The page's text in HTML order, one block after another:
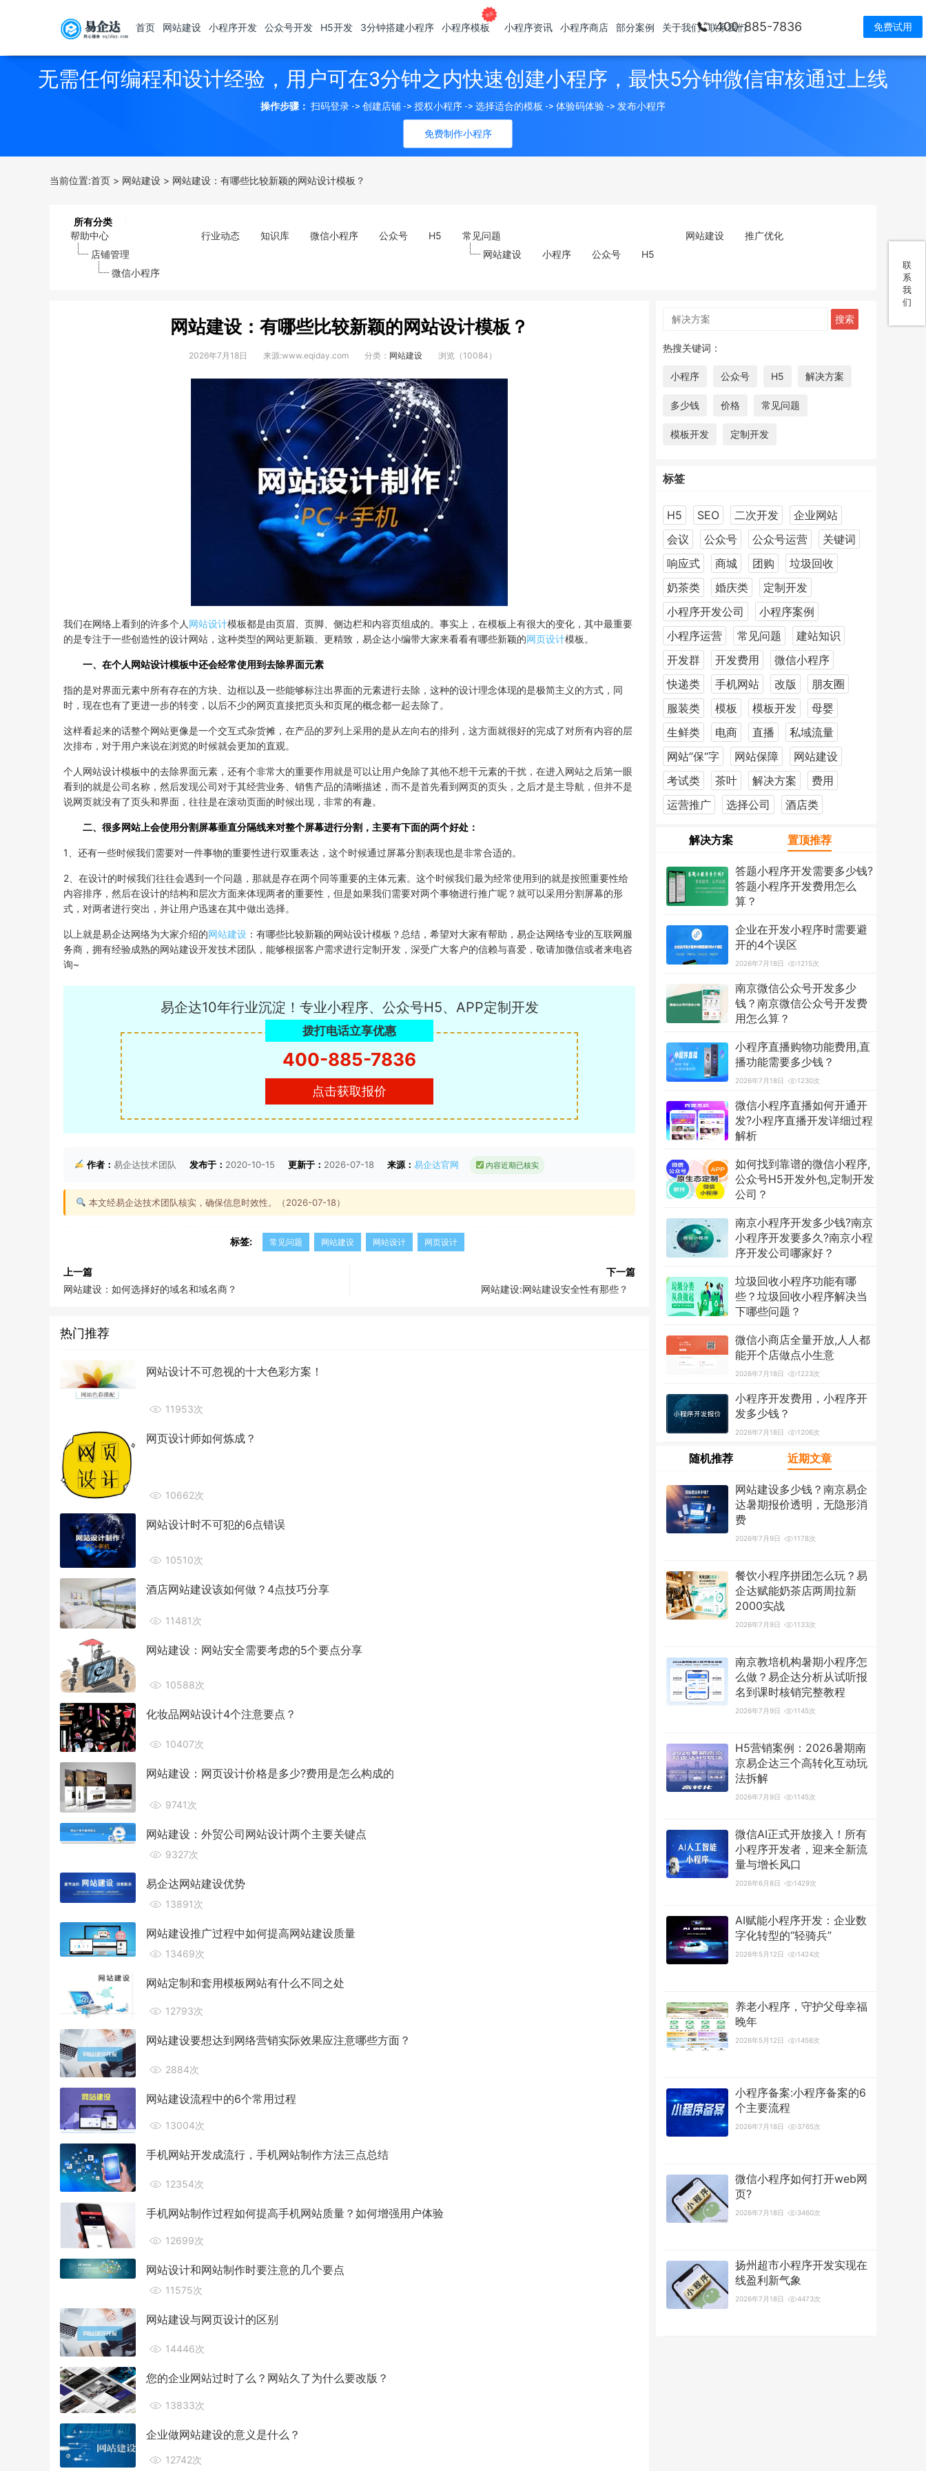
400-885-7836 免费试用
首页 网站建设 小程序开发 公众号开发 H5开发 3分钟搭建小程序 小程序模板 小程序资讯 小程序商店 部分案例 关于我们 联系我们
联
系
我
们
无需任何编程和设计经验，用户可在3分钟之内快速创建小程序，最快5分钟微信审核通过上线
免费制作小程序
操作步骤： 扫码登录 -> 创建店铺 -> 授权小程序 -> 选择适合的模板 -> 体验码体验 -> 发布小程序
当前位置:首页 > 网站建设 > 网站建设：有哪些比较新颖的网站设计模板？
所有分类
帮助中心
店铺管理
微信小程序
行业动态 知识库 微信小程序 公众号 H5
常见问题
网站建设
小程序 公众号 H5
网站建设 推广优化
网站建设：有哪些比较新颖的网站设计模板？
2026年7月18日 来源:www.eqiday.com 分类： 网站建设 浏览（10084）
我们在网络上看到的许多个人 网站设计模板都是由页眉、页脚、侧边栏和内容页组成的。事实上，在模板上有很大的变化，其中最重要
的是专注于一些创造性的设计网站，这种类型的网站更新颖、更精致，易企达小编带大家来看看有哪些新颖的网页设计模板。
一、在个人网站设计模板中还会经常使用到去除界面元素
指的是对界面元素中所有存在的方块、边框以及一些能够标注出界面的元素进行去除，这种的设计理念体现的是极简主义的方式，同
时，现在也有了更进一步的转变，以后不少的网页直接把页头和页尾的概念都一起去除了。
这样看起来的话整个网站更像是一个交互式杂货摊，在产品的罗列上采用的是从左向右的排列，这方面就很好的完成了对所有内容的层
次排布，对于用户来说在浏览的时候就会更加的直观。
个人网站设计模板中的去除界面元素，还有个非常大的重要作用就是可以让用户免除了其他不想干元素的干扰，在进入网站之后第一眼
看到的就是公司名称，然后发现公司对于其经营业务、销售产品的清晰描述，而不是首先看到网页的页头，之后才是主导航，但并不是
说网页就没有了页头和界面，往往是在滚动页面的时候出现，非常的有趣。
二、很多网站上会使用分割屏幕垂直分隔线来对整个屏幕进行分割，主要有下面的两个好处：
1、还有一些时候我们需要对一件事物的重要性进行双重表达，这个时候通过屏幕分割表现也是非常合适的。
2、在设计的时候我们往往会遇到一个问题，那就是存在两个同等重要的主体元素。这个时候我们最为经常使用到的就是按照重要性给
内容排序，然后在设计的结构和层次方面来体现两者的重要性，但是如果我们需要对两个事物进行推广呢？就可以采用分割屏幕的形
式，对两者进行突出，并让用户迅速在其中做出选择。
以上就是易企达网络为大家介绍的网站建设 ：有哪些比较新颖的网站设计模板？总结，希望对大家有帮助，易企达网络专业的互联网服
务商，拥有经验成熟的网站建设开发技术团队，能够根据客户需求进行定制开发，深受广大客户的信赖与喜爱，敬请加微信或者来电咨
询~
易企达10年行业沉淀！专业小程序、公众号H5、APP定制开发
拨打电话立享优惠
400-885-7836
点击获取报价
作者： 易企达技术团队 发布于： 2020-10-15 更新于： 2026-07-18 来源： 易企达官网 内容近期已核实
本文经易企达技术团队核实，确保信息时效性。（2026-07-18）
标签: 常见问题 网站建设 网站设计 网页设计
上一篇
网站建设：如何选择好的域名和域名商？
下一篇
网站建设:网站建设安全性有那些？
热门推荐
网站设计不可忽视的十大色彩方案！
11953次
网页设计师如何炼成？
10662次
网站设计时不可犯的6点错误
10510次
酒店网站建设该如何做？4点技巧分享
11481次
网站建设：网站安全需要考虑的5个要点分享
10588次
化妆品网站设计4个注意要点？
10407次
网站建设：网页设计价格是多少?费用是怎么构成的
9741次
网站建设：外贸公司网站设计两个主要关键点
9327次
易企达网站建设优势
13891次
网站建设推广过程中如何提高网站建设质量
13469次
网站定制和套用模板网站有什么不同之处
12793次
网站建设要想达到网络营销实际效果应注意哪些方面？
2884次
网站建设流程中的6个常用过程
13004次
手机网站开发成流行，手机网站制作方法三点总结
12354次
手机网站制作过程如何提高手机网站质量？如何增强用户体验
12699次
网站设计和网站制作时要注意的几个要点
11575次
网站建设与网页设计的区别
14446次
您的企业网站过时了么？网站久了为什么要改版？
13833次
企业做网站建设的意义是什么？
12742次
热搜关键词：
小程序 公众号 H5 解决方案
多少钱 价格 常见问题
模板开发 定制开发
标签
H5 SEO 二次开发
企业网站
会议
公众号 公众号运营
关键词
响应式
商城 团购
垃圾回收
奶茶类
婚庆类
定制开发
小程序开发公司
小程序案例
小程序运营
常见问题
建站知识
开发群
开发费用
微信小程序
快递类
手机网站 改版
朋友圈
服装类
模板 模板开发
母婴
生鲜类
电商 直播
私域流量
网站”保“字
网站保障
网站建设
考试类
茶叶 解决方案
费用
运营推广
选择公司 酒店类
解决方案 置顶推荐
答题小程序开发需要多少钱?
答题小程序开发费用怎么
算？
企业在开发小程序时需要避
开的4个误区
2026年7月18日 1215次
南京微信公众号开发多少
钱？南京微信公众号开发费
用怎么算？
小程序直播购物功能费用,直
播功能需要多少钱？
2026年7月18日 1230次
微信小程序直播如何开通开
发?小程序直播开发详细过程
解析
如何找到靠谱的微信小程序,
公众号H5开发外包,定制开发
公司？
南京小程序开发多少钱?南京
小程序开发要多久?南京小程
序开发公司哪家好？
垃圾回收小程序功能有哪
些？垃圾回收小程序解决当
下哪些问题？
微信小商店全量开放,人人都
能开个店做点小生意
2026年7月18日 1223次
小程序开发费用，小程序开
发多少钱？
2026年7月18日 1206次
随机推荐 近期文章
网站建设多少钱？南京易企
达暑期报价透明，无隐形消
费
2026年7月9日 1178次
餐饮小程序拼团怎么玩？易
企达赋能奶茶店两周拉新
2000实战
2026年7月9日 1133次
南京教培机构暑期小程序怎
么做？易企达分析从试听报
名到课时核销完整教程
2026年7月9日 1145次
H5营销案例：2026暑期南
京易企达三个高转化互动玩
法拆解
2026年7月9日 1145次
微信AI正式开放接入！所有
小程序开发者，迎来全新流
量与增长风口
2026年6月8日 1429次
AI赋能小程序开发：企业数
字化转型的“轻骑兵”
2026年5月12日 1424次
养老小程序，守护父母幸福
晚年
2026年5月12日 1458次
小程序备案:小程序备案的6
个主要流程
2026年7月18日 3765次
微信小程序如何打开web网
页?
2026年7月18日 3460次
扬州超市小程序开发实现在
线盈利新气象
2026年7月18日 4473次